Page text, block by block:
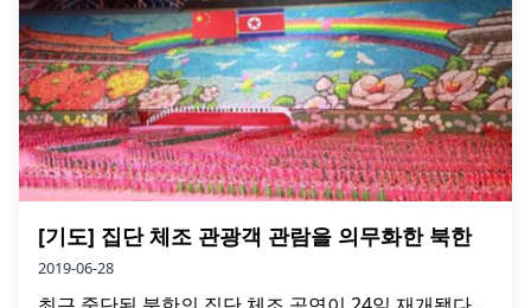
[기도] 집단 체조 관광객 관람을 의무화한 북한
2019-06-28